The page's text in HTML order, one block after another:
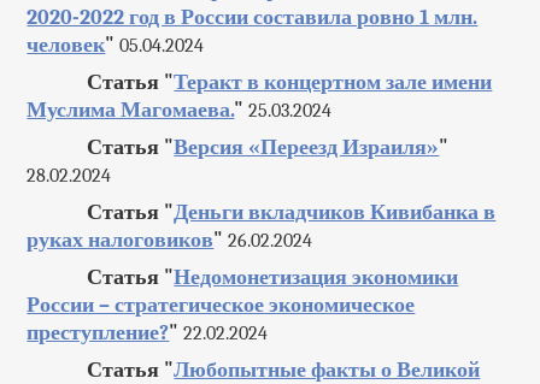
2020-2022 год в России составила ровно 1 млн.
человек" 05.04.2024
Статья "Теракт в концертном зале имени
Муслима Магомаева." 25.03.2024
Статья "Версия «Переезд Израиля»"
28.02.2024
Статья "Деньги вкладчиков Кивибанка в
руках налоговиков" 26.02.2024
Статья "Недомонетизация экономики
России – стратегическое экономическое
преступление?" 22.02.2024
Статья "Любопытные факты о Великой